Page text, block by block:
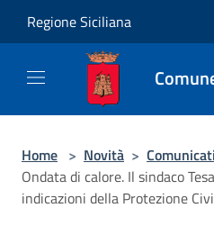
Regione Siciliana
Home > Novità > Comunicati
Ondata di calore. Il sindaco
indicazioni della Protezione